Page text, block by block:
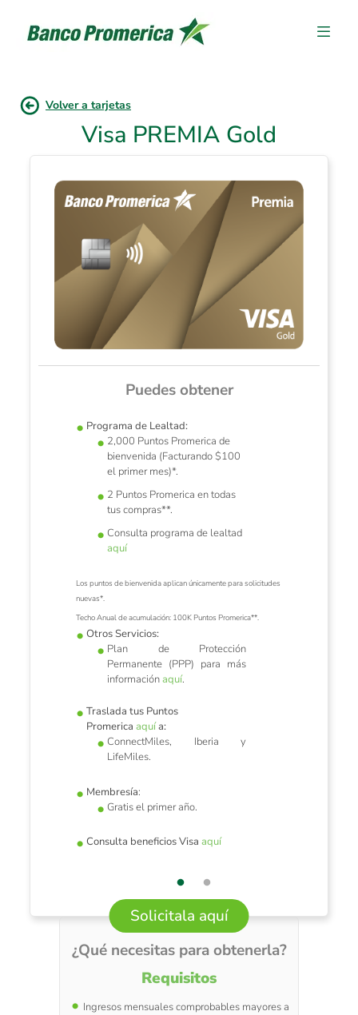
Volver a tarjetas
Visa PREMIA Gold
Puedes obtener
Programa de Lealtad:
2,000 Puntos Promerica de
bienvenida (Facturando $100
el primer mes)*.
2 Puntos Promerica en todas
tus compras**.
Consulta programa de lealtad
aquí
Los puntos de bienvenida aplican únicamente para solicitudes
nuevas*.
Techo Anual de acumulación: 100K Puntos Promerica**.
Otros Servicios:
Plan de Protección
Permanente (PPP) para más
informaciónaquí.
Traslada tus Puntos
Promerica aquía:
ConnectMiles, Iberia y
LifeMiles.
Membresía:
Gratis el primer año.
Consulta beneficios Visa aquí
Solicitala aquí
¿Qué necesitas para obtenerla?
Requisitos
Ingresos mensuales comprobables mayores a